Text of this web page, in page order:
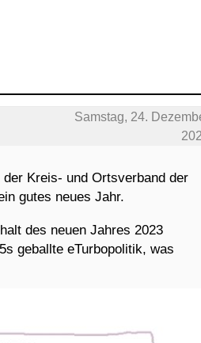
Samstag, 24.
Kreis- und Ortsverband der
gutes neues Jahr.
des neuen Jahres 2023
geballte eTurbopolitik, was